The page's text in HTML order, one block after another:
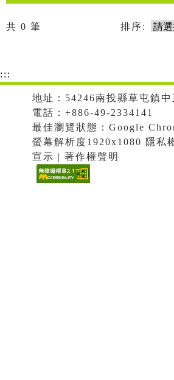
共 0 筆 排序:
:::
地址：54246南投縣草屯鎮
電話：+886-49-2334141
最佳瀏覽狀態：Google
螢幕解析度1920x1080 隱私
宣示 | 著作權聲明